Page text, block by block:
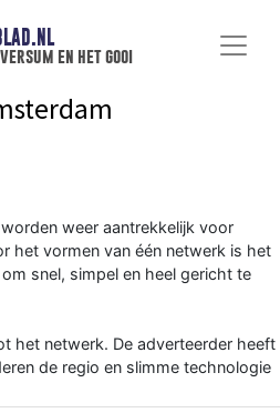
en het gooi
weer aantrekkelijk voor
het vormen van één netwerk is het
snel, simpel en heel gericht te
het netwerk. De adverteerder heeft
de regio en slimme technologie